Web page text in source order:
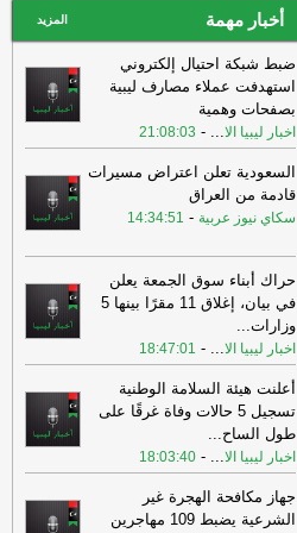
أخبار مهمة المزيد
ضبط شبكة احتيال إلكتروني
استهدفت عملاء مصارف ليبية
بصفحات وهمية
اخبار ليبيا الا...
-
21:08:03
السعودية تعلن اعتراض مسيرات
قادمة من العراق
سكاي نيوز عربية -
14:34:51
حراك أبناء سوق الجمعة يعلن
في بيان، إغلاق 11 مقرًا بينها 5
وزارات...
اخبار ليبيا الا...
-
18:47:01
أعلنت هيئة السلامة الوطنية
تسجيل 5 حالات وفاة غرقًا على
طول الساح...
اخبار ليبيا الا...
-
18:03:40
جهاز مكافحة الهجرة غير
الشرعية يضبط 109 مهاجرين